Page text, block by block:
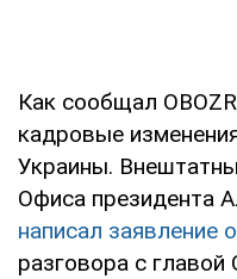
Как сообщал
кадровые
Украины.
Офиса президента
написал заявление
разговора с